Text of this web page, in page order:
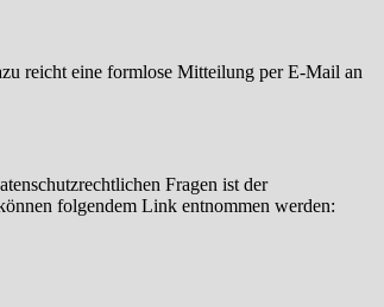
reicht eine formlose Mitteilung per E-Mail an
Fragen ist der
folgendem Link entnommen werden: